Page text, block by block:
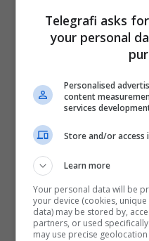
Telegrafi asks
your personal
Personalised
content
services
Store and/or
Learn more
Your personal data will be
your device (cookies,
data) may be stored by,
partners, or used
may use precise